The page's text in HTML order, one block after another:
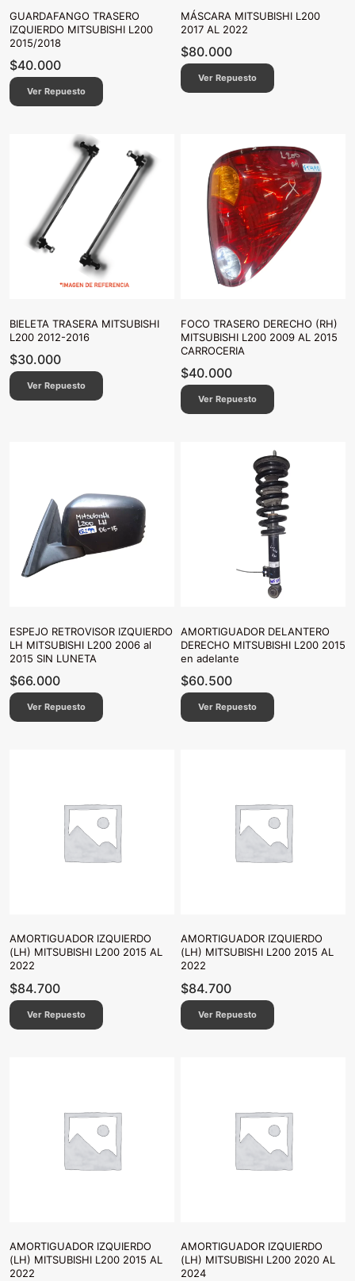
GUARDAFANGO TRASERO
IZQUIERDO MITSUBISHI L200
2015/2018
$40.000
Ver Repuesto
MÁSCARA MITSUBISHI L200
2017 AL 2022
$80.000
Ver Repuesto
BIELETA TRASERA MITSUBISHI
L200 2012-2016
$30.000
Ver Repuesto
FOCO TRASERO DERECHO (RH)
MITSUBISHI L200 2009 AL 2015
CARROCERIA
$40.000
Ver Repuesto
ESPEJO RETROVISOR IZQUIERDO
LH MITSUBISHI L200 2006 al
2015 SIN LUNETA
$66.000
Ver Repuesto
AMORTIGUADOR DELANTERO
DERECHO MITSUBISHI L200 2015
en adelante
$60.500
Ver Repuesto
AMORTIGUADOR IZQUIERDO
(LH) MITSUBISHI L200 2015 AL
2022
$84.700
Ver Repuesto
AMORTIGUADOR IZQUIERDO
(LH) MITSUBISHI L200 2015 AL
2022
$84.700
Ver Repuesto
AMORTIGUADOR IZQUIERDO
(LH) MITSUBISHI L200 2015 AL
2022
AMORTIGUADOR IZQUIERDO
(LH) MITSUBISHI L200 2020 AL
2024